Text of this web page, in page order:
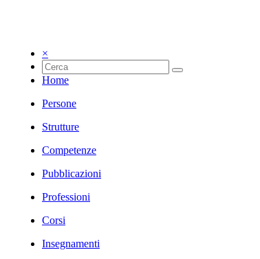
×
Home
Persone
Strutture
Competenze
Pubblicazioni
Professioni
Corsi
Insegnamenti